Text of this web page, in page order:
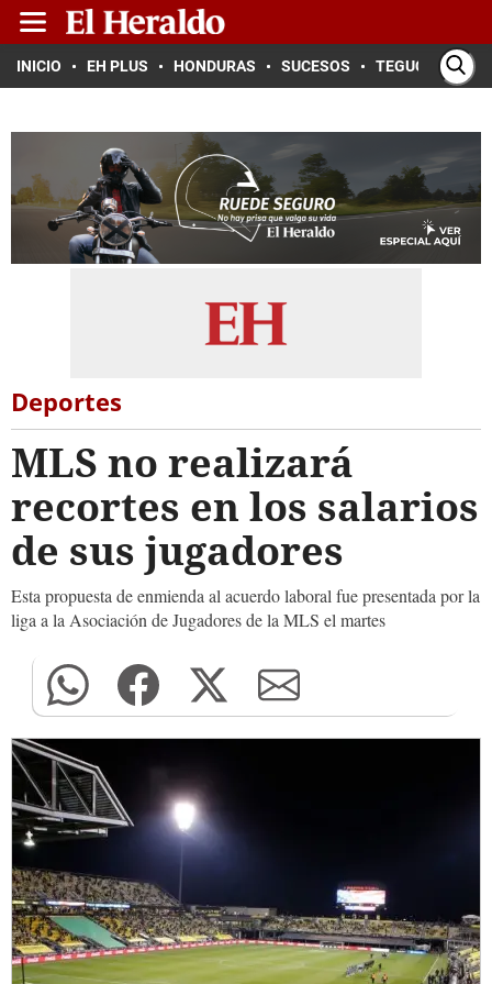
INICIO EH PLUS HONDURAS SUCESOS TEGUCIGALPA
Deportes
MLS no realizará
recortes en los salarios
de sus jugadores
Esta propuesta de enmienda al acuerdo laboral fue presentada por la
liga a la Asociación de Jugadores de la MLS el martes